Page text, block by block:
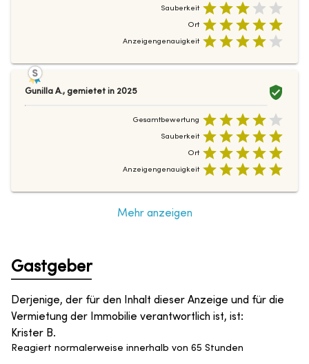
Sauberkeit
Ort
Anzeigengenauigkeit
Gunilla A., gemietet in 2025
Gesamtbewertung
Sauberkeit
Ort
Anzeigengenauigkeit
Mehr anzeigen
Gastgeber
Derjenige, der für den Inhalt dieser Anzeige und für die
Vermietung der Immobilie verantwortlich ist, ist:
Krister B.
Reagiert normalerweise innerhalb von 65 Stunden